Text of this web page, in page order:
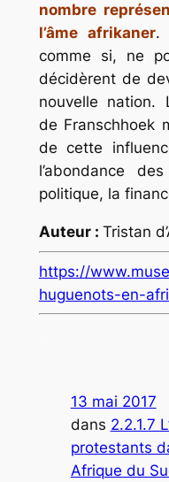
nombre
l’âme afrikaner.
comme si, ne
décidèrent de
nouvelle nation.
de Franschhoek
de cette
l’abondance
politique, la
Auteur : Tristan
https://
huguenots-en-
13 mai 2017
dans 2.2.1.7
protestants
Afrique du